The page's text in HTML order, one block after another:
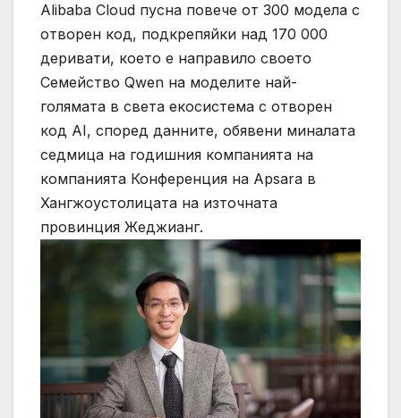
Alibaba Cloud пусна повече от 300 модела с
отворен код, подкрепяйки над 170 000
деривати, което е направило своето
Семейство Qwen на моделите най-
голямата в света екосистема с отворен
код AI, според данните, обявени миналата
седмица на годишния компанията на
компанията Конференция на Apsara в
Хангжоустолицата на източната
провинция Жеджианг.